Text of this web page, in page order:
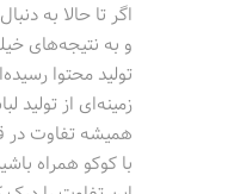
اگر تا حالا به
و به نتیجه‌های
تولید محتوا
زمینه‌ای از تولید
همیشه تفاوت در
با کوکو همراه